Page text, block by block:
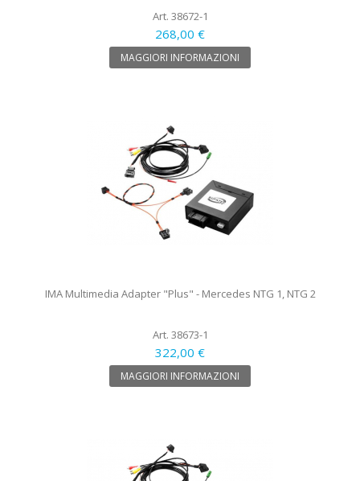
Art. 38672-1
268,00 €
MAGGIORI INFORMAZIONI
IMA Multimedia Adapter "Plus" - Mercedes NTG 1, NTG 2
Art. 38673-1
322,00 €
MAGGIORI INFORMAZIONI